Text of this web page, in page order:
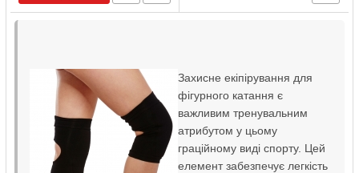
Захисне екіпірування для
фігурного катання є
важливим тренувальним
атрибутом у цьому
граційному виді спорту. Цей
елемент забезпечує легкість